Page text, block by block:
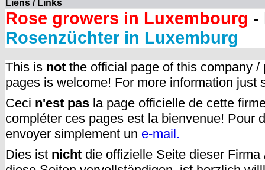
Liens / Links
Rose growers in Luxembourg -
Rosenzüchter in Luxemburg
This is not the official page of this company
pages is welcome! For more information just
Ceci n'est pas la page officielle de cette
compléter ces pages est la bienvenue! Pour
envoyer simplement un e-mail.
Dies ist nicht die offizielle Seite dieser